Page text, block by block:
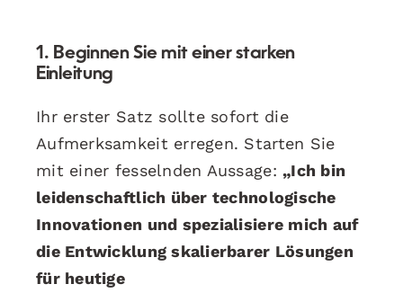
1. Beginnen Sie mit einer starken
Einleitung
Ihr erster Satz sollte sofort die
Aufmerksamkeit erregen. Starten Sie
mit einer fesselnden Aussage:„Ich bin
leidenschaftlich über technologische
Innovationen und spezialisiere mich auf
die Entwicklung skalierbarer Lösungen
für heutige